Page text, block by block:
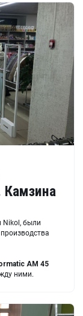
Камзина
Nikol, были
AM 45
ними.